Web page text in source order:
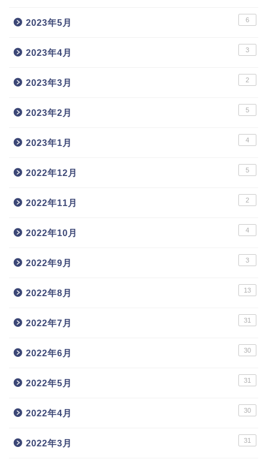
2023年5月 6
2023年4月 3
2023年3月 2
2023年2月 5
2023年1月 4
2022年12月 5
2022年11月 2
2022年10月 4
2022年9月 3
2022年8月 13
2022年7月 31
2022年6月 30
2022年5月 31
2022年4月 30
2022年3月 31